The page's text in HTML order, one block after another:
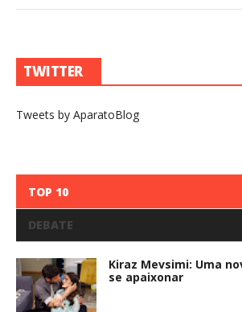
TWITTER
Tweets by AparatoBlog
TOP 10
DEBATE
Kiraz Mevsimi: Uma
se apaixonar